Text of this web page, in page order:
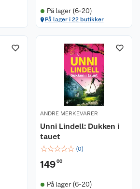
På lager (6-20)
På lager i 22 butikker
ANDRE MERKEVARER
Unni Lindell: Dukken i
tauet
☆☆☆☆☆ (0)
14900
På lager (6-20)